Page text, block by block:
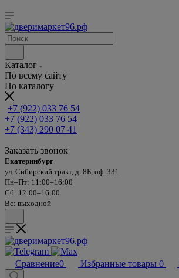
Каталог
По всему сайту
По каталогу
+7 (922) 033 76 54
+7 (922) 033 76 54
+7 (343) 290 07 41
Заказать звонок
Екатеринбург
ул. Сибирский тракт, д. 8Б, оф. 331
Пн–Пт: 11:00–16:00
Сб: 12:00–16:00
Вс: выходной
Сравнение0 Избранные товары 0